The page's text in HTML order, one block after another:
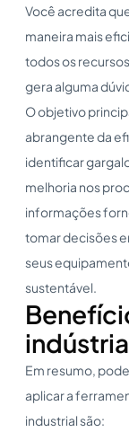
Você acredita
maneira mais
todos os
gera alguma
O objetivo
abrangente da
identificar
melhoria nos
informações
tomar decisões
seus
sustentável.
Em resumo,
aplicar a
industrial são: